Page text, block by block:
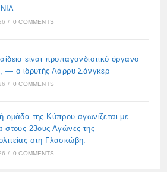
/ 0 COMMENTS
είναι προπαγανδιστικό όργανο
— ο ιδρυτής Λάρρυ Σάνγκερ
/ 0 COMMENTS
ομάδα της Κύπρου αγωνίζεται με
στους 23ους Αγώνες της
στη Γλασκώβη:
/ 0 COMMENTS